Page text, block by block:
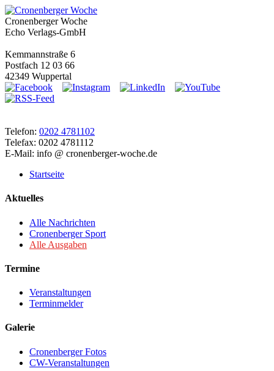
Cronenberger Woche
Echo Verlags-GmbH
Kemmannstraße 6
Postfach 12 03 66
42349 Wuppertal
Telefon: 0202 4781102
Telefax: 0202 4781112
E-Mail: info @ cronenberger-woche.de
Startseite
Aktuelles
Alle Nachrichten
Cronenberger Sport
Alle Ausgaben
Termine
Veranstaltungen
Terminmelder
Galerie
Cronenberger Fotos
CW-Veranstaltungen